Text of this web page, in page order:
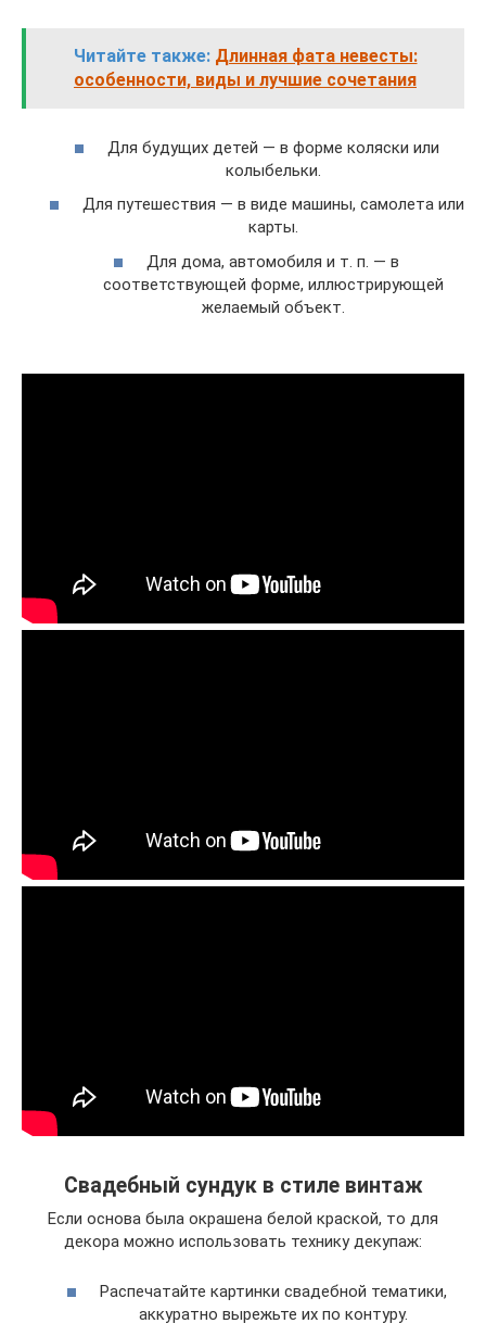
Читайте также: Длинная фата невесты:
особенности, виды и лучшие сочетания
Для будущих детей — в форме коляски или
колыбельки.
Для путешествия — в виде машины, самолета или
карты.
Для дома, автомобиля и т. п. — в
соответствующей форме, иллюстрирующей
желаемый объект.
Свадебный сундук в стиле винтаж
Если основа была окрашена белой краской, то для
декора можно использовать технику декупаж:
Распечатайте картинки свадебной тематики,
аккуратно вырежьте их по контуру.